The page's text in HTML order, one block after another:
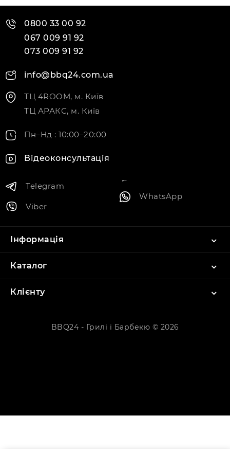
0800 33 00 92
067 009 91 92
073 009 91 92
info@bbq24.com.ua
ТЦ 4ROOM, м. Київ
ТЦ АРАКС, м. Київ
Пн–Нд : 10:00–20:00
Відеоконсультація
Telegram
Viber
WhatsApp
Інформація
Каталог
Клієнту
BBQ24 - Грилі і Барбекю © 2026